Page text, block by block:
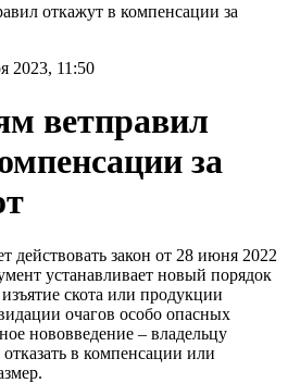
откажут в компенсации за
2023, 11:50
ветправил
за
действовать закон от 28 июня 2022
устанавливает новый порядок
скота или продукции
очагов особо опасных
нововведение – владельцу
в компенсации или